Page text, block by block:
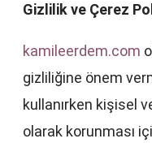
Gizlilik ve Çerez
kamileerdem.com
gizliliğine önem
kullanırken kişisel
olarak korunması